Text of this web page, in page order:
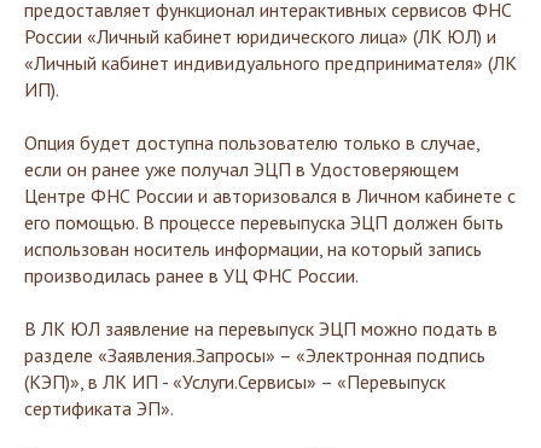
предоставляет функционал интерактивных сервисов ФНС
России «Личный кабинет юридического лица» (ЛК ЮЛ) и
«Личный кабинет индивидуального предпринимателя» (ЛК
ИП).
Опция будет доступна пользователю только в случае,
если он ранее уже получал ЭЦП в Удостоверяющем
Центре ФНС России и авторизовался в Личном кабинете с
его помощью. В процессе перевыпуска ЭЦП должен быть
использован носитель информации, на который запись
производилась ранее в УЦ ФНС России.
В ЛК ЮЛ заявление на перевыпуск ЭЦП можно подать в
разделе «Заявления.Запросы» – «Электронная подпись
(КЭП)», в ЛК ИП - «Услуги.Сервисы» – «Перевыпуск
сертификата ЭП».